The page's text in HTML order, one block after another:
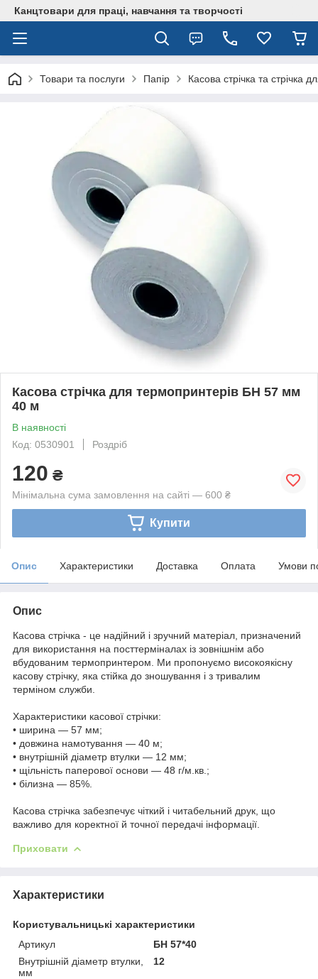
Канцтовари для працi, навчання та творчостi
Товари та послуги Папір Касова стрічка та стрічка
Касова стрічка для термопринтерів БН 57 мм
40 м
В наявності
Код: 0530901
Роздріб
120 ₴
Мінімальна сума замовлення на сайті — 600 ₴
Купити
Опис Характеристики Доставка Оплата Умови
Опис
Касова стрічка - це надійний і зручний матеріал, призначений
для використання на посттерміналах із зовнішнім або
вбудованим термопринтером. Ми пропонуємо високоякісну
касову стрічку, яка стійка до зношування і з тривалим
терміном служби.
Характеристики касової стрічки:
• ширина — 57 мм;
• довжина намотування — 40 м;
• внутрішній діаметр втулки — 12 мм;
• щільність паперової основи — 48 г/м.кв.;
• білизна — 85%.
Касова стрічка забезпечує чіткий і читабельний друк, що
важливо для коректної й точної передачі інформації.
Приховати
Характеристики
Користувальницькі характеристики
Артикул
БН 57*40
Внутрішній діаметр втулки,
мм
12